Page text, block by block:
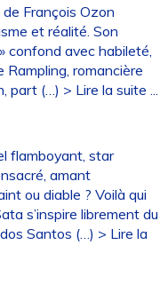
de François Ozon
et réalité. Son
confond avec habileté,
romancière
part (…) > Lire la suite ...
flamboyant, star
amant
ou diable ? Voilà qui
s’inspire librement du
Santos (…) > Lire la